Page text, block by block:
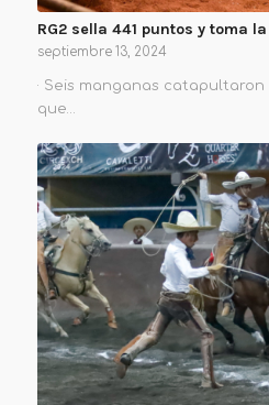
RG2 sella 441 puntos y toma
septiembre 13, 2024
· Seis manganas
que…